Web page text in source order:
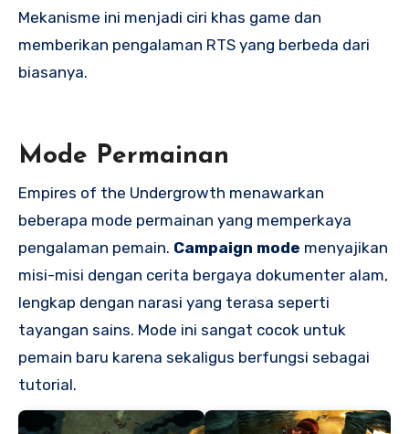
Mekanisme ini menjadi ciri khas game dan
memberikan pengalaman RTS yang berbeda dari
biasanya.
Mode Permainan
Empires of the Undergrowth menawarkan
beberapa mode permainan yang memperkaya
pengalaman pemain. Campaign mode menyajikan
misi-misi dengan cerita bergaya dokumenter alam,
lengkap dengan narasi yang terasa seperti
tayangan sains. Mode ini sangat cocok untuk
pemain baru karena sekaligus berfungsi sebagai
tutorial.